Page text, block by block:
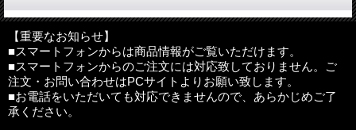
●主な目次
はじめに
序論 日本人と性のモラル-伝統的に性のモラルは好まれない
第１部 基本問題
１．性とは何か-気がつかないいろいろな面がある
２．人間と性-人間にとっての性を考えなければならない
３．聖書と性-聖書は性をよいものとしている
【重要なお知らせ】
■スマートフォンからは商品情報がご覧いただけます。
■スマートフォンからのご注文には対応致しておりません。ご
注文・お問い合わせはPCサイトよりお願い致します。
■お電話をいただいても対応できませんので、あらかじめご了
承ください。